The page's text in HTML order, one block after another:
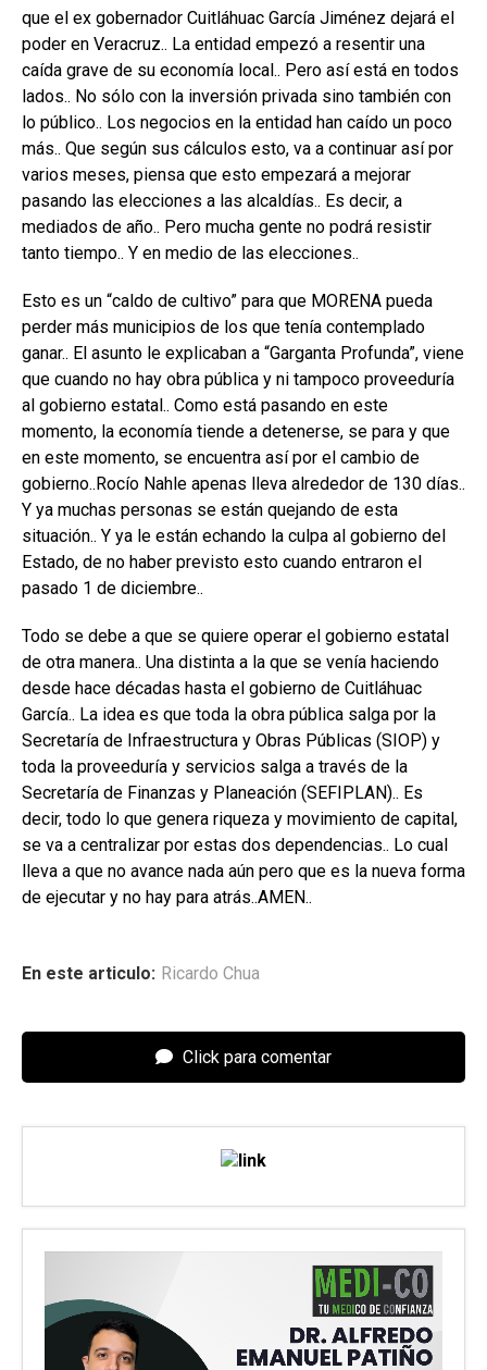
que el ex gobernador Cuitláhuac García Jiménez dejará el
poder en Veracruz.. La entidad empezó a resentir una
caída grave de su economía local.. Pero así está en todos
lados.. No sólo con la inversión privada sino también con
lo público.. Los negocios en la entidad han caído un poco
más.. Que según sus cálculos esto, va a continuar así por
varios meses, piensa que esto empezará a mejorar
pasando las elecciones a las alcaldías.. Es decir, a
mediados de año.. Pero mucha gente no podrá resistir
tanto tiempo.. Y en medio de las elecciones..
Esto es un “caldo de cultivo” para que MORENA pueda
perder más municipios de los que tenía contemplado
ganar.. El asunto le explicaban a “Garganta Profunda”, viene
que cuando no hay obra pública y ni tampoco proveeduría
al gobierno estatal.. Como está pasando en este
momento, la economía tiende a detenerse, se para y que
en este momento, se encuentra así por el cambio de
gobierno..Rocío Nahle apenas lleva alrededor de 130 días..
Y ya muchas personas se están quejando de esta
situación.. Y ya le están echando la culpa al gobierno del
Estado, de no haber previsto esto cuando entraron el
pasado 1 de diciembre..
Todo se debe a que se quiere operar el gobierno estatal
de otra manera.. Una distinta a la que se venía haciendo
desde hace décadas hasta el gobierno de Cuitláhuac
García.. La idea es que toda la obra pública salga por la
Secretaría de Infraestructura y Obras Públicas (SIOP) y
toda la proveeduría y servicios salga a través de la
Secretaría de Finanzas y Planeación (SEFIPLAN).. Es
decir, todo lo que genera riqueza y movimiento de capital,
se va a centralizar por estas dos dependencias.. Lo cual
lleva a que no avance nada aún pero que es la nueva forma
de ejecutar y no hay para atrás..AMEN..
En este articulo: Ricardo Chua
Click para comentar